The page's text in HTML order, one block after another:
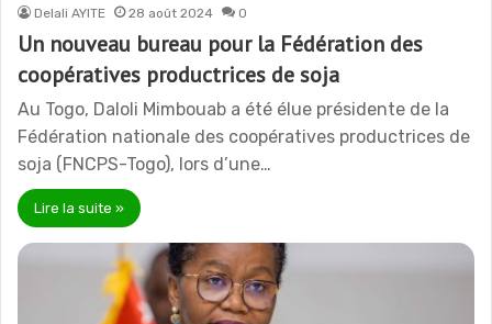
Delali AYITE 28 août 2024 0
Un nouveau bureau pour la Fédération des
coopératives productrices de soja
Au Togo, Daloli Mimbouab a été élue présidente de la
Fédération nationale des coopératives productrices de
soja (FNCPS-Togo), lors d’une…
Lire la suite »